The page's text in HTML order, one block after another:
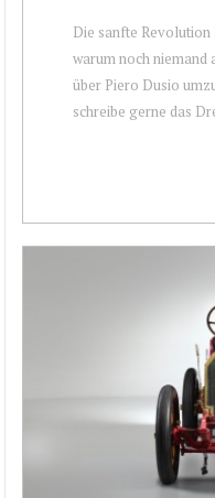
Die sanfte Revolution
warum noch niemand
über Piero Dusio
schreibe gerne das